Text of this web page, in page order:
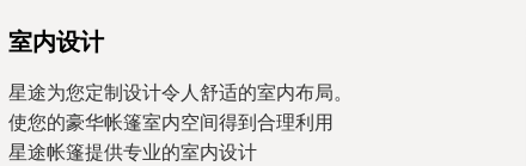
室内设计
星途为您定制设计令人舒适的室内布局。
使您的豪华帐篷室内空间得到合理利用
星途帐篷提供专业的室内设计